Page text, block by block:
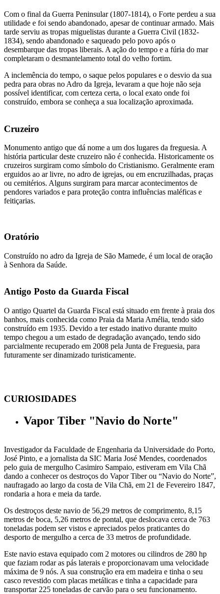
Com o final da Guerra Peninsular (1807-1814), o Forte perdeu a sua
utilidade e foi sendo abandonado, apesar de continuar armado. Mais
tarde serviu as tropas miguelistas durante a Guerra Civil (1832-
1834), sendo abandonado e saqueado pelo povo após o
desembarque das tropas liberais. A ação do tempo e a fúria do mar
completaram o desmantelamento total do velho fortim.
A inclemência do tempo, o saque pelos populares e o desvio da sua
pedra para obras no Adro da Igreja, levaram a que hoje não seja
possível identificar, com certeza certa, o local exato onde foi
construído, embora se conheça a sua localização aproximada.
Cruzeiro
Monumento antigo que dá nome a um dos lugares da freguesia. A
história particular deste cruzeiro não é conhecida. Historicamente os
cruzeiros surgiram como símbolo do Cristianismo. Geralmente eram
erguidos ao ar livre, no adro de igrejas, ou em encruzilhadas, praças
ou cemitérios. Alguns surgiram para marcar acontecimentos de
pendores variados e para proteção contra influências maléficas e
feitiçarias.
Oratório
Construído no adro da Igreja de São Mamede, é um local de oração
à Senhora da Saúde.
Antigo Posto da Guarda Fiscal
O antigo Quartel da Guarda Fiscal está situado em frente à praia dos
banhos, mais conhecida como Praia da Maria Amélia, tendo sido
construído em 1935. Devido a ter estado inativo durante muito
tempo chegou a um estado de degradação avançado, tendo sido
parcialmente recuperado em 2008 pela Junta de Freguesia, para
futuramente ser dinamizado turisticamente.
CURIOSIDADES
Vapor Tiber "Navio do Norte"
Investigador da Faculdade de Engenharia da Universidade do Porto,
José Pinto, e a jornalista da SIC Maria José Mendes, coordenados
pelo guia de mergulho Casimiro Sampaio, estiveram em Vila Chã
dando a conhecer os destroços do Vapor Tiber ou “Navio do Norte”,
naufragado ao largo da costa de Vila Chã, em 21 de Fevereiro 1847,
rondaria a hora e meia da tarde.
Os destroços deste navio de 56,29 metros de comprimento, 8,15
metros de boca, 5,26 metros de pontal, que deslocava cerca de 763
toneladas podem ser vistos e apreciados pelos praticantes do
desporto de mergulho a cerca de 33 metros de profundidade.
Este navio estava equipado com 2 motores ou cilindros de 280 hp
que faziam rodar as pás laterais e proporcionavam uma velocidade
máxima de 9 nós. A sua construção era em madeira e tinha o seu
casco revestido com placas metálicas e tinha a capacidade para
transportar 225 toneladas de carvão para o seu funcionamento.